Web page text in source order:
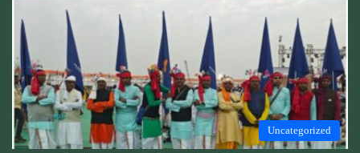
Uncategorized